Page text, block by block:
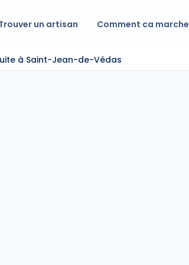
un artisan Comment ca marche
à Saint-Jean-de-Védas